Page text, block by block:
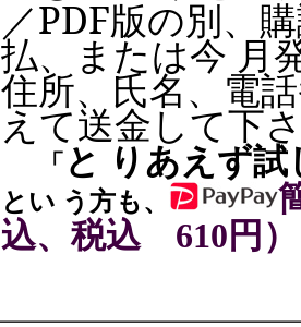
／PDF版の別、
払、または今 月
住所、氏名、電
えて送金して下
「 と りあえず
とい う方も、
込、税込 610円）